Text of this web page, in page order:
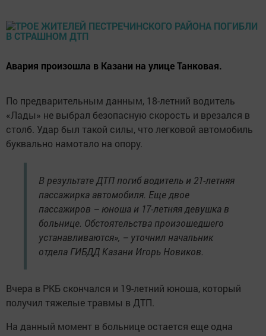
Авария произошла в Казани на улице Танковая.
По предварительным данным, 18-летний водитель
«Лады» не выбрал безопасную скорость и врезался в
столб. Удар был такой силы, что легковой автомобиль
буквально намотало на опору.
В результате ДТП погиб водитель и 21-летняя
пассажирка автомобиля. Еще двое
пассажиров – юноша и 17-летняя девушка в
больнице. Обстоятельства произошедшего
устанавливаются», – уточнил начальник
отдела ГИБДД Казани Игорь Новиков.
Вчера в РКБ скончался и 19-летний юноша, который
получил тяжелые травмы в ДТП.
На данный момент в больнице остается еще одна